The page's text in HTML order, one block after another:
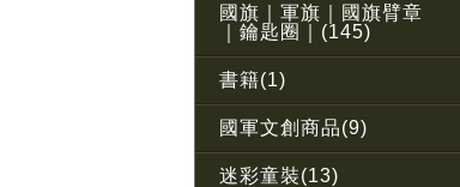
國旗｜軍旗｜國旗臂章
｜鑰匙圈｜(145)
書籍(1)
國軍文創商品(9)
迷彩童裝(13)